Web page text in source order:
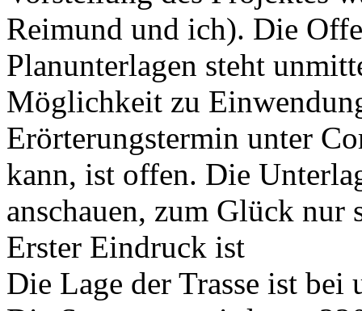
Reimund und ich). Die
Planunterlagen steht
Möglichkeit zu
Erörterungstermin unter
kann, ist offen. Die
anschauen, zum Glück nur
Erster Eindruck ist
Die Lage der Trasse ist bei